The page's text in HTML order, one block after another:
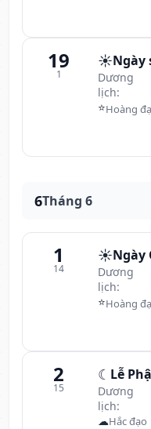
19
1
☀️Ngày
Dương
lịch:
⭐Hoàng
6Tháng 6
1
14
☀️Ngày
Dương
lịch:
⭐Hoàng
2
15
☾ Lễ
Dương
lịch:
☁Hắc đạo